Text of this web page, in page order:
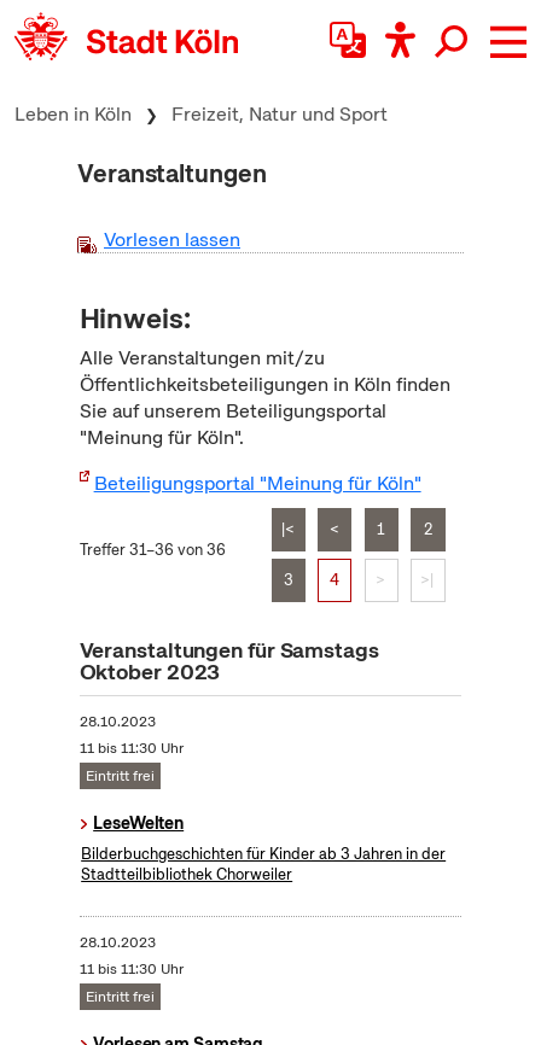
zum Inhalt springen
Leben in Köln Freizeit, Natur und Sport
Veranstaltungen
Vorlesen lassen
Hinweis:
Alle Veranstaltungen mit/zu
Öffentlichkeitsbeteiligungen in Köln finden
Sie auf unserem Beteiligungsportal
"Meinung für Köln".
Beteiligungsportal "Meinung für Köln"
Treffer 31–36 von 36
|< < 1 2
3 4 > >|
Veranstaltungen für Samstags
Oktober 2023
28.10.2023
11 bis 11:30 Uhr
Eintritt frei
LeseWelten
Bilderbuchgeschichten für Kinder ab 3 Jahren in der
Stadtteilbibliothek Chorweiler
28.10.2023
11 bis 11:30 Uhr
Eintritt frei